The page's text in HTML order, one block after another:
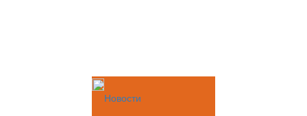
Новости